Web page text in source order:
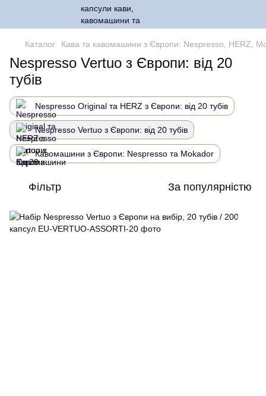
Каталог Кава та кавомашини з Європи: Nespresso, HERZ,
Nespresso Vertuo з Європи: від 20
тубів
Nespresso Original та HERZ з Європи: від 20 тубів
Nespresso Vertuo з Європи: від 20 тубів
Кавомашини з Європи: Nespresso та Mokador
Фільтр За популярністю